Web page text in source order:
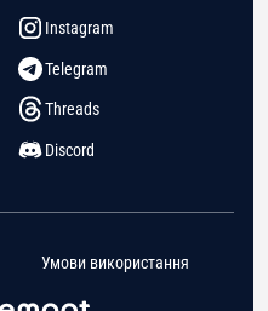
Instagram
Telegram
Threads
Discord
Умови використання